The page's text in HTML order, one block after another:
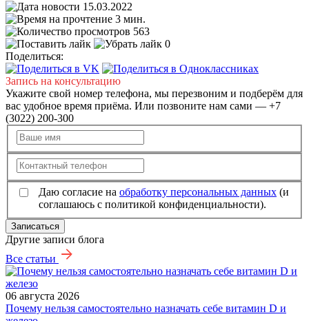
15.03.2022
3 мин.
563
0
Поделиться:
Запись на консультацию
Укажите свой номер телефона, мы перезвоним и подберём для
вас удобное время приёма. Или позвоните нам сами — +7
(3022) 200-300
Даю согласие на обработку персональных данных (и
соглашаюсь с политикой конфиденциальности).
Записаться
Другие записи блога
Все статьи
06 августа 2026
Почему нельзя самостоятельно назначать себе витамин D и